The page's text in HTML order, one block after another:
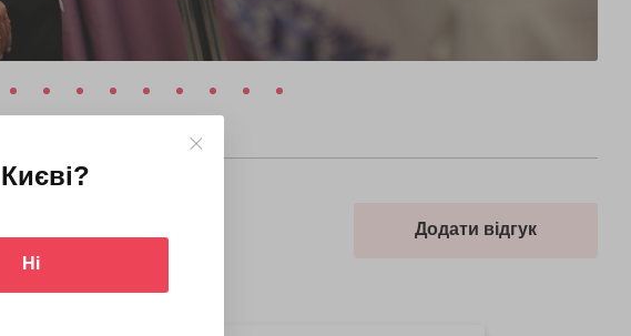
Додати відгук
Києві?
Ні